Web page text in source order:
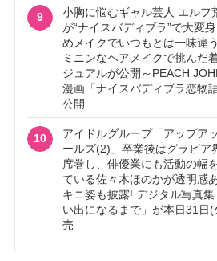
9
小胸に悩むギャル芸人 エルフ
が“ナイスバディブラ”で大変
めメイクでいつもとは一味違
ミニンなヘアメイクで挑んだ
ジュアルが公開～PEACH
漫画「ナイスバディブラ恋物
公開
10
アイドルグループ「アップア
ールズ(2)」卒業後はグラビア
席巻し、俳優業にも活動の幅
ている佐々木ほのかが透明感
キニ姿も披露! デジタル写真集
い出になるまで」が本日31日(
売